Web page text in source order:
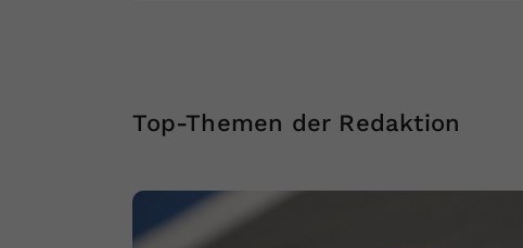
Top-Themen der Redaktion